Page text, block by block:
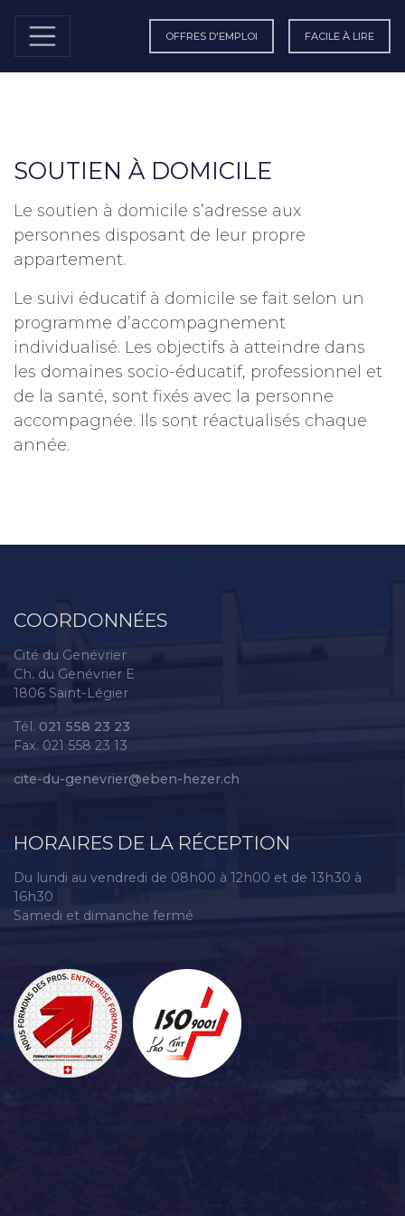
OFFRES D'EMPLOI FACILE À LIRE
SOUTIEN À DOMICILE
Le soutien à domicile s’adresse aux
personnes disposant de leur propre
appartement.
Le suivi éducatif à domicile se fait selon un
programme d’accompagnement
individualisé. Les objectifs à atteindre dans
les domaines socio-éducatif, professionnel et
de la santé, sont fixés avec la personne
accompagnée. Ils sont réactualisés chaque
année.
COORDONNÉES
Cité du Genévrier
Ch. du Genévrier E
1806 Saint-Légier
Tél. 021 558 23 23
Fax. 021 558 23 13
cite-du-genevrier@eben-hezer.ch
HORAIRES DE LA RÉCEPTION
Du lundi au vendredi de 08h00 à 12h00 et de 13h30 à
16h30
Samedi et dimanche fermé